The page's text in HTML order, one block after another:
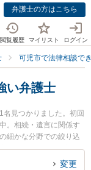
弁護士の方はこちら
閲覧履歴 マイリスト ログイン
可児市で法律相談で
い弁護士
見つかりました。初回
。相続・遺言に関係す
細かな分野での絞り込
井 克介弁護士のプロフ
。『可児市で土日や夜
変更